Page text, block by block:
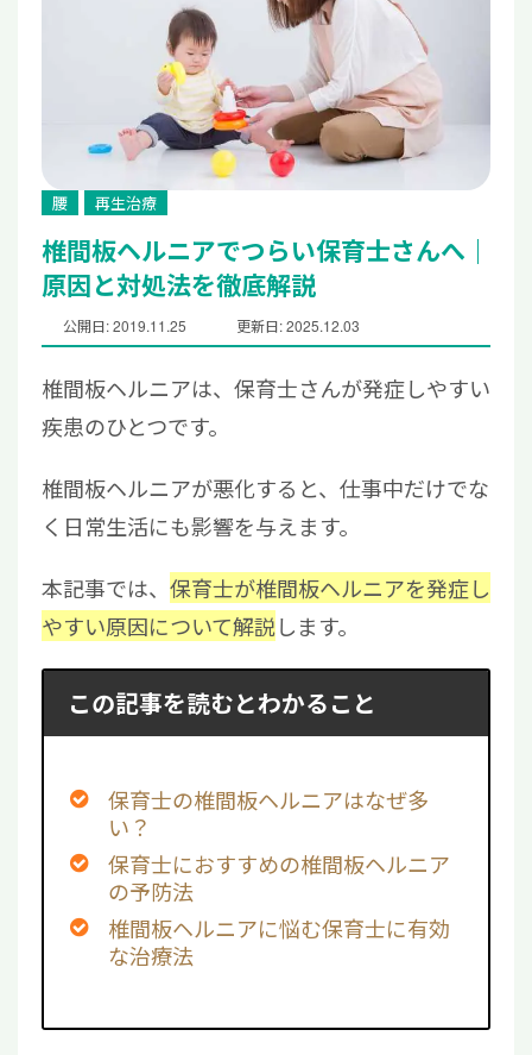
腰 再生治療
椎間板ヘルニアでつらい保育士さんへ｜
原因と対処法を徹底解説
公開日: 2019.11.25 更新日: 2025.12.03
椎間板ヘルニアは、保育士さんが発症しやすい
疾患のひとつです。
椎間板ヘルニアが悪化すると、仕事中だけでな
く日常生活にも影響を与えます。
本記事では、 保育士が椎間板ヘルニアを発症し
やすい原因について解説します。
この記事を読むとわかること
保育士の椎間板ヘルニアはなぜ多
い？
保育士におすすめの椎間板ヘルニア
の予防法
椎間板ヘルニアに悩む保育士に有効
な治療法